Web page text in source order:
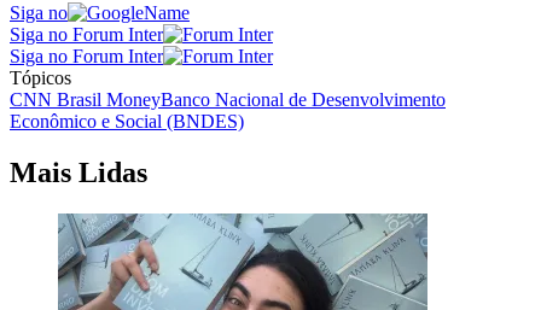
Siga no
Siga no Forum Inter
Siga no Forum Inter
Tópicos
CNN Brasil MoneyBanco Nacional de Desenvolvimento
Econômico e Social (BNDES)
Mais Lidas